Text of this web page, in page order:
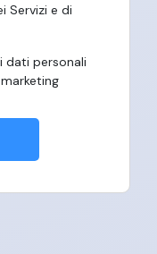
Servizi e di
personali